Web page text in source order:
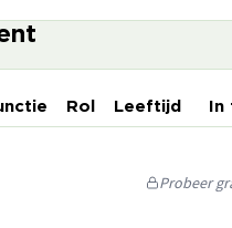
Rol Leeftijd
Probeer